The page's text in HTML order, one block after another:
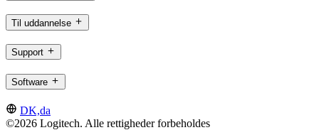
Til uddannelse
Support
Software
DK,da
©2026 Logitech. Alle rettigheder forbeholdes